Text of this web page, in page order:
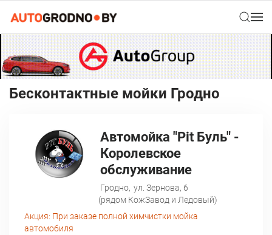
Беcконтактные мойки Гродно
Автомойка "Pit Буль" -
Королевское
обслуживание
Гродно, ул. Зернова, 6
(рядом КожЗавод и Ледовый)
Акция: При заказе полной химчистки мойка
автомобиля